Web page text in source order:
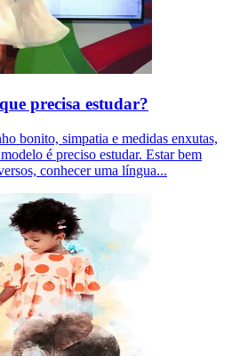
precisa estudar?
bonito, simpatia e medidas enxutas,
é preciso estudar. Estar bem
conhecer uma língua...